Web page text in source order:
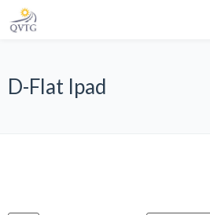
D-Flat Ipad